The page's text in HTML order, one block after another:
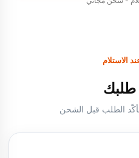
الاستلام
طلبك
نأكّد الطلب قبل الشحن